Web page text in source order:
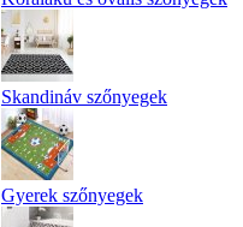
Skandináv szőnyegek
Gyerek szőnyegek